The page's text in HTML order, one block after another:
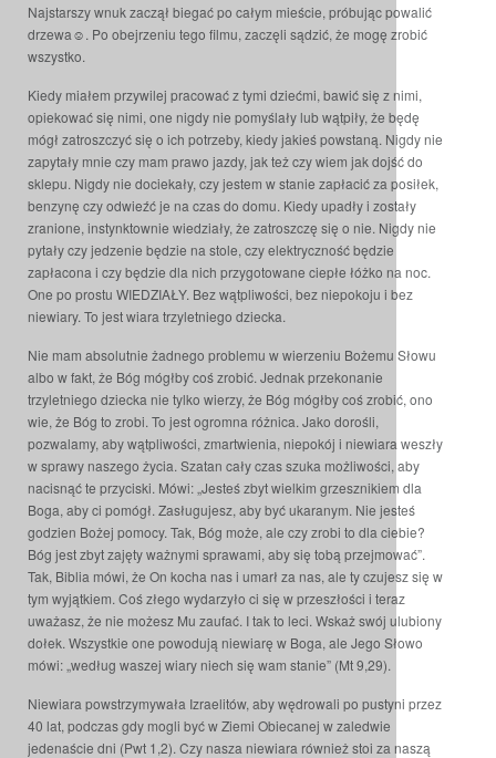
Najstarszy wnuk zaczął biegać po całym mieście, próbując powalić
drzewa☺. Po obejrzeniu tego filmu, zaczęli sądzić, że mogę zrobić
wszystko.
Kiedy miałem przywilej pracować z tymi dziećmi, bawić się z nimi,
opiekować się nimi, one nigdy nie pomyślały lub wątpiły, że będę
mógł zatroszczyć się o ich potrzeby, kiedy jakieś powstaną. Nigdy nie
zapytały mnie czy mam prawo jazdy, jak też czy wiem jak dojść do
sklepu. Nigdy nie dociekały, czy jestem w stanie zapłacić za posiłek,
benzynę czy odwieźć je na czas do domu. Kiedy upadły i zostały
zranione, instynktownie wiedziały, że zatroszczę się o nie. Nigdy nie
pytały czy jedzenie będzie na stole, czy elektryczność będzie
zapłacona i czy będzie dla nich przygotowane ciepłe łóżko na noc.
One po prostu WIEDZIAŁY. Bez wątpliwości, bez niepokoju i bez
niewiary. To jest wiara trzyletniego dziecka.
Nie mam absolutnie żadnego problemu w wierzeniu Bożemu Słowu
albo w fakt, że Bóg mógłby coś zrobić. Jednak przekonanie
trzyletniego dziecka nie tylko wierzy, że Bóg mógłby coś zrobić, ono
wie, że Bóg to zrobi. To jest ogromna różnica. Jako dorośli,
pozwalamy, aby wątpliwości, zmartwienia, niepokój i niewiara weszły
w sprawy naszego życia. Szatan cały czas szuka możliwości, aby
nacisnąć te przyciski. Mówi: „Jesteś zbyt wielkim grzesznikiem dla
Boga, aby ci pomógł. Zasługujesz, aby być ukaranym. Nie jesteś
godzien Bożej pomocy. Tak, Bóg może, ale czy zrobi to dla ciebie?
Bóg jest zbyt zajęty ważnymi sprawami, aby się tobą przejmować”.
Tak, Biblia mówi, że On kocha nas i umarł za nas, ale ty czujesz się w
tym wyjątkiem. Coś złego wydarzyło ci się w przeszłości i teraz
uważasz, że nie możesz Mu zaufać. I tak to leci. Wskaż swój ulubiony
dołek. Wszystkie one powodują niewiarę w Boga, ale Jego Słowo
mówi: „według waszej wiary niech się wam stanie” (Mt 9,29).
Niewiara powstrzymywała Izraelitów, aby wędrowali po pustyni przez
40 lat, podczas gdy mogli być w Ziemi Obiecanej w zaledwie
jedenaście dni (Pwt 1,2). Czy nasza niewiara również stoi za naszą